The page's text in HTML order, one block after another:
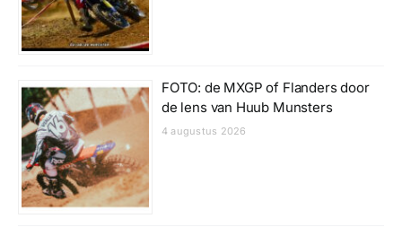
FOTO: de MXGP of Flanders door
de lens van Huub Munsters
4 augustus 2026